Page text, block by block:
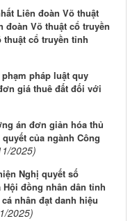
Liên đoàn Võ thuật
đoàn Võ thuật cổ truyền
thuật cổ truyền tỉnh
pháp luật quy
giá thuê đất đối với
án đơn giản hóa thủ
của ngành Công
2025)
Nghị quyết số
Hội đồng nhân dân tỉnh
nhân đạt danh hiệu
2025)